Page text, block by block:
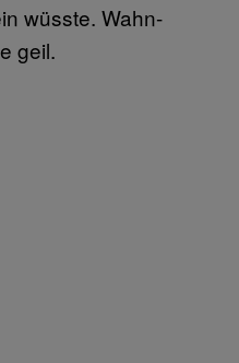
wüsste. Wahn-
geil.